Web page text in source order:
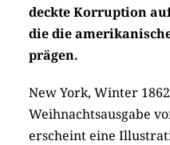
deckte Korruption
die die
prägen.
New York, Winter
Weihnachtsausgabe
erscheint eine